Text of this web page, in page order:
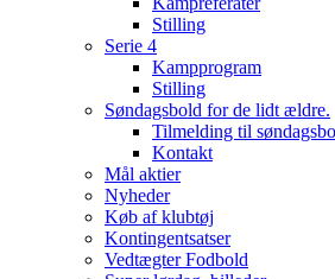
Stilling
Serie 4
Kampprogram
Stilling
Søndagsbold for de lidt ældre.
Tilmelding til
Kontakt
Mål aktier
Nyheder
Køb af klubtøj
Kontingentsatser
Vedtægter Fodbold